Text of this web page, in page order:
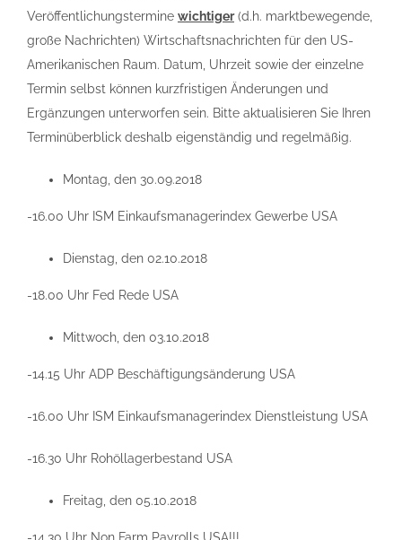
Veröffentlichungstermine wichtiger(d.h. marktbewegende,
große Nachrichten) Wirtschaftsnachrichten für den US-
Amerikanischen Raum. Datum, Uhrzeit sowie der einzelne
Termin selbst können kurzfristigen Änderungen und
Ergänzungen unterworfen sein. Bitte aktualisieren Sie Ihren
Terminüberblick deshalb eigenständig und regelmäßig.
Montag, den 30.09.2018
-16.00 Uhr ISM Einkaufsmanagerindex Gewerbe USA
Dienstag, den 02.10.2018
-18.00 Uhr Fed Rede USA
Mittwoch, den 03.10.2018
-14.15 Uhr ADP Beschäftigungsänderung USA
-16.00 Uhr ISM Einkaufsmanagerindex Dienstleistung USA
-16.30 Uhr Rohöllagerbestand USA
Freitag, den 05.10.2018